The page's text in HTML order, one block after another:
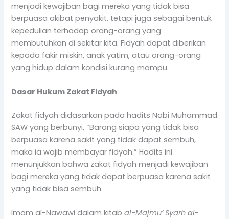
menjadi kewajiban bagi mereka yang tidak bisa
berpuasa akibat penyakit, tetapi juga sebagai bentuk
kepedulian terhadap orang-orang yang
membutuhkan di sekitar kita. Fidyah dapat diberikan
kepada fakir miskin, anak yatim, atau orang-orang
yang hidup dalam kondisi kurang mampu.
Dasar Hukum Zakat Fidyah
Zakat fidyah didasarkan pada hadits Nabi Muhammad
SAW yang berbunyi, “Barang siapa yang tidak bisa
berpuasa karena sakit yang tidak dapat sembuh,
maka ia wajib membayar fidyah.” Hadits ini
menunjukkan bahwa zakat fidyah menjadi kewajiban
bagi mereka yang tidak dapat berpuasa karena sakit
yang tidak bisa sembuh.
Imam al-Nawawi dalam kitabal-Majmu’ Syarh al-